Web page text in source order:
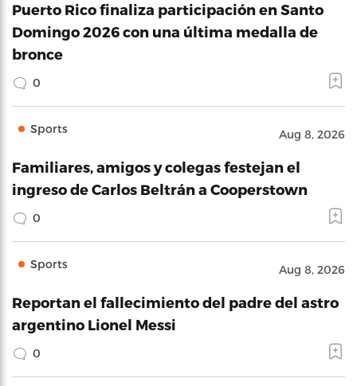
Puerto Rico finaliza participación en Santo
Domingo 2026 con una última medalla de
bronce
0
Sports Aug 8, 2026
Familiares, amigos y colegas festejan el
ingreso de Carlos Beltrán a Cooperstown
0
Sports Aug 8, 2026
Reportan el fallecimiento del padre del astro
argentino Lionel Messi
0